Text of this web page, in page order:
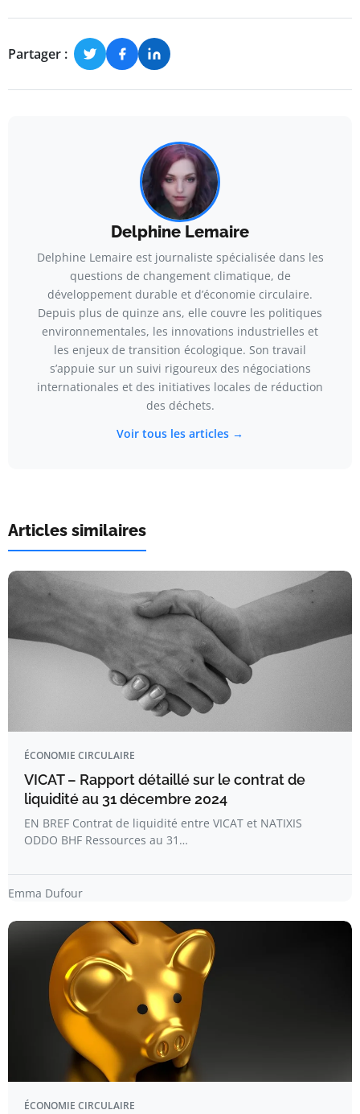
Partager :
Delphine Lemaire
Delphine Lemaire est journaliste spécialisée dans les
questions de changement climatique, de
développement durable et d’économie circulaire.
Depuis plus de quinze ans, elle couvre les politiques
environnementales, les innovations industrielles et
les enjeux de transition écologique. Son travail
s’appuie sur un suivi rigoureux des négociations
internationales et des initiatives locales de réduction
des déchets.
Voir tous les articles →
Articles similaires
ÉCONOMIE CIRCULAIRE
VICAT – Rapport détaillé sur le contrat de
liquidité au 31 décembre 2024
EN BREF Contrat de liquidité entre VICAT et NATIXIS
ODDO BHF Ressources au 31…
Emma Dufour
ÉCONOMIE CIRCULAIRE